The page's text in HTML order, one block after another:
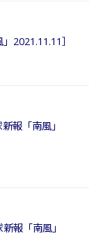
2021.11.11］
報「南風」
報「南風」